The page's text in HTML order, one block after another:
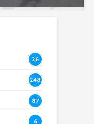
26
248
87
6